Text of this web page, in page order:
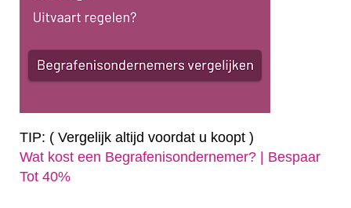
TIP: ( Vergelijk altijd voordat u koopt )
Wat kost een Begrafenisondernemer? | Bespaar
Tot 40%‎